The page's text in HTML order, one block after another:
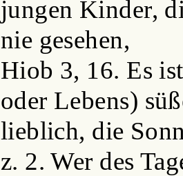
jungen Kinder,
nie gesehen,
Hiob 3, 16. Es
oder Lebens)
lieblich, die
z. 2. Wer des